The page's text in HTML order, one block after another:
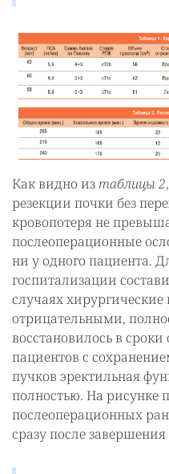
Как видно изтаблицы 2
резекции почки без
кровопотеря не
послеоперационные
ни у одного пациента.
госпитализации
случаях
отрицательными,
восстановилось в
пациентов с
пучков эректильная
полностью. На рисунке
послеоперационных
сразу после